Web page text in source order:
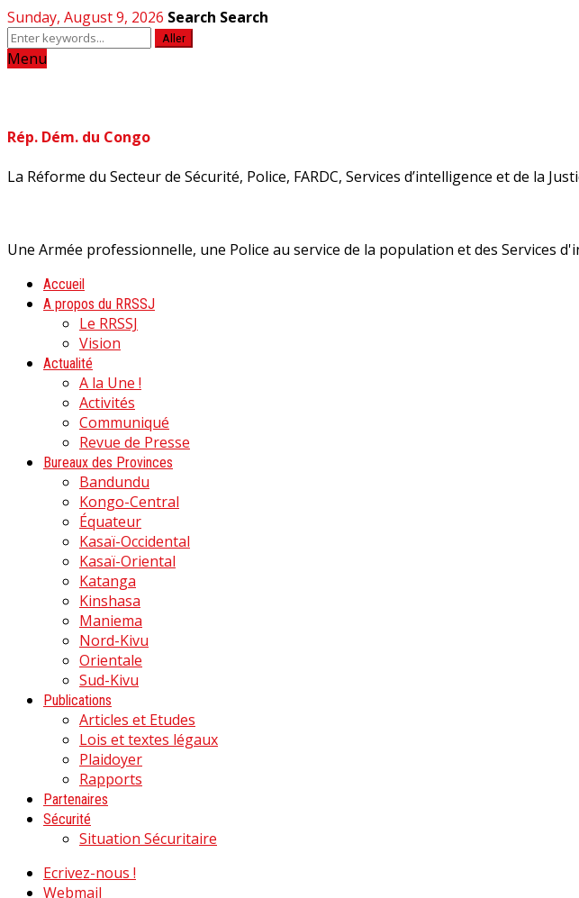
Sunday, August 9, 2026 Search Search
Aller
Menu
Rép. Dém. du Congo
La Réforme du Secteur de Sécurité, Police, FARDC, Services d’intelligence et de la
Une Armée professionnelle, une Police au service de la population et des Services
Accueil
A propos du RRSSJ
Le RRSSJ
Vision
Actualité
A la Une !
Activités
Communiqué
Revue de Presse
Bureaux des Provinces
Bandundu
Kongo-Central
Équateur
Kasaï-Occidental
Kasaï-Oriental
Katanga
Kinshasa
Maniema
Nord-Kivu
Orientale
Sud-Kivu
Publications
Articles et Etudes
Lois et textes légaux
Plaidoyer
Rapports
Partenaires
Sécurité
Situation Sécuritaire
Ecrivez-nous !
Webmail